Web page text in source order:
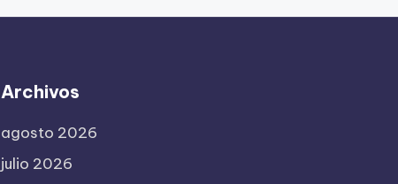
Archivos
agosto 2026
julio 2026